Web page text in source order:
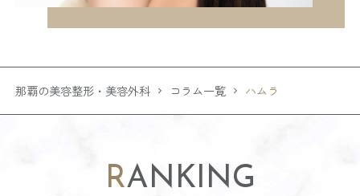
那覇の美容整形・美容外科 コラム一覧 ハムラ
RANKING